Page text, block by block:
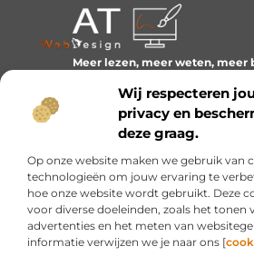
Wij respecteren
privacy en
deze graag.
Op onze website maken we gebruik van
technologieën om jouw ervaring te
hoe onze website wordt gebruikt. Deze
voor diverse doeleinden, zoals het tonen
advertenties en het meten van
informatie verwijzen we je naar ons [
Meer lezen, meer weten, meer
het dagelijks leven boeiend
Bericht categorie
Onze informatie